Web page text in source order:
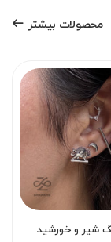
محصولات بیشتر
شیر و خورشید